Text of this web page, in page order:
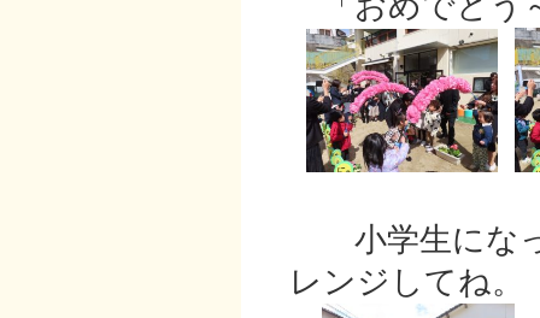
小学生になっ
レンジしてね。